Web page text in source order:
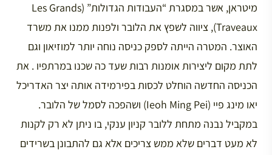
מיטראן, אשר במסגרת “העבודות הגדולות” (Les Grands
Traveaux), ציווה לשפץ את הלובר ולפנות ממנו את משרד
האוצר. המטרה הייתה לספק כניסה נוחה יותר למוזיאון וגם
לתת מקום ליצירות אומנות רבות שעד כה שכנו במרתפיו . את
הכניסה החדשה הוחלט לכסות בפירמידה אותה יצר האדריכל
יאו מינג פיי (Ieoh Ming Pei) ושהפכה לסמל של הלובר.
במקביל נבנה מתחת ללובר קניון ענקי, בו ניתן לא רק לקנות
לא מעט דברים שלא ממש צריכים אלא גם להתבונן בשרידים